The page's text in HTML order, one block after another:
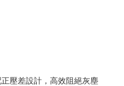
壓差設計，高效阻絕灰塵